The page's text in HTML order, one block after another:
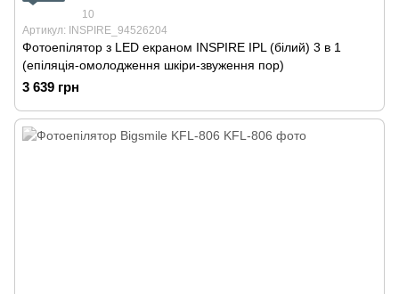
10
Артикул: INSPIRE_94526204
Фотоепілятор з LED екраном INSPIRE IPL (білий) 3 в 1
(епіляція-омолодження шкіри-звуження пор)
3 639 грн